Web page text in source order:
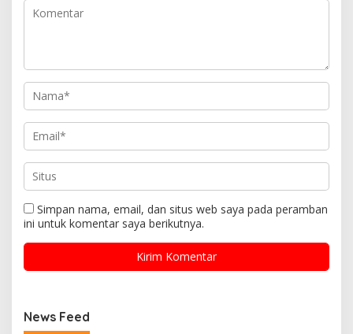
Simpan nama, email, dan situs web saya pada peramban
ini untuk komentar saya berikutnya.
News Feed